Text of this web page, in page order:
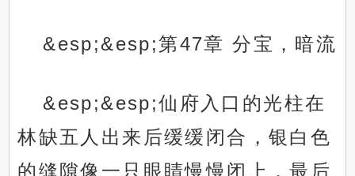
&esp;&esp;第47章 分宝，暗流
&esp;&esp;仙府入口的光柱在
林缺五人出来后缓缓闭合，银白色
的缝隙像一只眼睛慢慢闭上，最后